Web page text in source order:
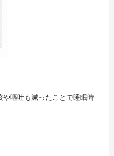
や嘔吐も減ったことで睡眠時